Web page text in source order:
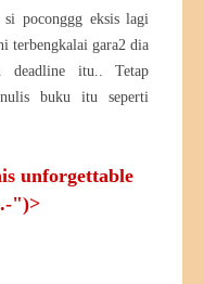
poconggg eksis lagi
terbengkalai gara2 dia
deadline itu.. Tetap
buku itu seperti
unforgettable
")>